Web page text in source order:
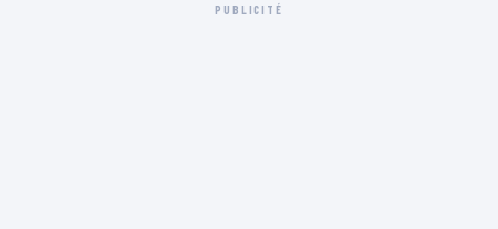
PUBLICITÉ